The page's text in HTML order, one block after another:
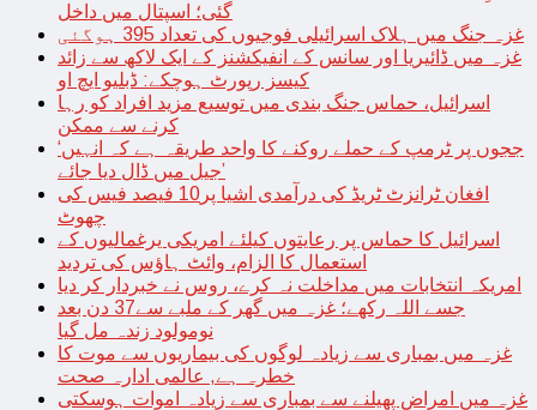
گئی؛ اسپتال میں داخل
غزہ جنگ میں ہلاک اسرائیلی فوجیوں کی تعداد 395 ہوگئی
غزہ میں ڈائیریا اور سانس کے انفیکشنز کے ایک لاکھ سے زائد
کیسز رپورٹ ہوچکے: ڈبلیو ایچ او
اسرائیل، حماس جنگ بندی میں توسیع مزید افراد کو رہا
کرنے سے ممکن
‘ججوں پر ٹرمپ کے حملے روکنے کا واحد طریقہ ہے کہ انہیں
جیل میں ڈال دیا جائے’
افغان ٹرانزٹ ٹریڈ کی درآمدی اشیا پر10 فیصد فیس کی
چھوٹ
اسرائیل کا حماس پر رعایتوں کیلئے امریکی یرغمالیوں کے
استعمال کا الزام، وائٹ ہاؤس کی تردید
امریکہ انتخابات میں مداخلت نہ کرے، روس نے خبردار کر دیا
جسے اللہ رکھے؛ غزہ میں گھر کے ملبے سے37 دن بعد
نومولود زندہ مل گیا
غزہ میں بمباری سے زیادہ لوگوں کی بیماریوں سے موت کا
خطرہ ہے, عالمی ادارہ صحت
غزہ میں امراض پھیلنے سے بمباری سے زیادہ اموات ہوسکتی